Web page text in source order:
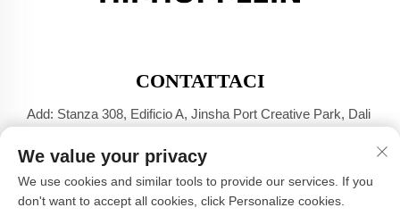
CONTATTACI
Add: Stanza 308, Edificio A, Jinsha Port Creative Park, Dali
Tel: +86-17304049586
E-mail:[email protected]
We value your privacy
We use cookies and similar tools to provide our services. If you
don't want to accept all cookies, click Personalize cookies.